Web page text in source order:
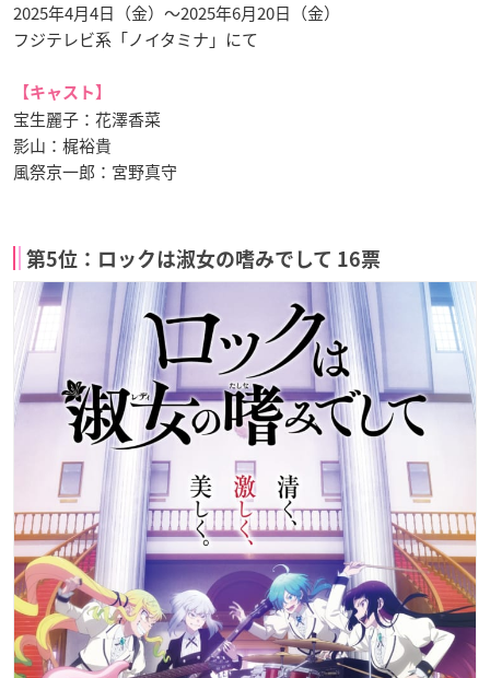
2025年4月4日（金）〜2025年6月20日（金）
フジテレビ系「ノイタミナ」にて
【キャスト】
宝生麗子：花澤香菜
影山：梶裕貴
風祭京一郎：宮野真守
第5位：ロックは淑女の嗜みでして 16票